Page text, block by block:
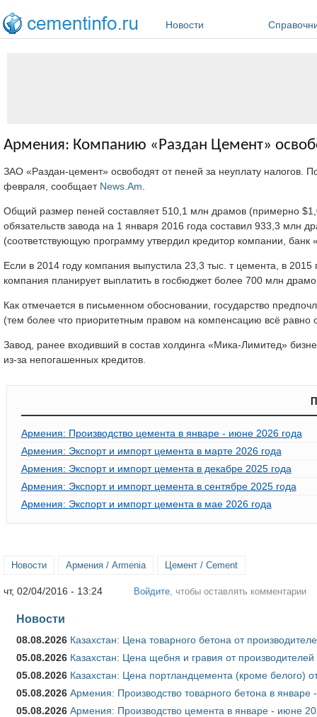
Новости
Армения: Компанию «Раздан Цемент»
ЗАО «Раздан-цемент» освободят от пеней за неуплату налогов.
февраля, сообщает News.Am
Общий размер пеней составляет 510,1 млн драмов (примерно
обязательств завода на 1 января 2016 года составил 933,3 млн
(соответствующую программу утвердил кредитор компании,
Если в 2014 году компания выпустила 23,3 тыс. т цемента, в
компания планирует выплатить в госбюджет более 700 млн
Как отмечается в письменном обосновании, государство
(тем более что приоритетным правом на компенсацию всё
Завод, ранее входивший в состав холдинга «Мика-Лимитед»
из-за непогашенных кредитов.
Армения: Производство цемента в январе - июне 2026 года
Армения: Экспорт и импорт цемента в марте 2026 года
Армения: Экспорт и импорт цемента в декабре 2025 года
Армения: Экспорт и импорт цемента в сентябре 2025 года
Армения: Экспорт и импорт цемента в мае 2026 года
Новости Армения / Armenia Цемент / Cement
чт, 02/04/2016 - 13:24 Войдите , чтобы оставлять комментарии
Новости
08.08.2026 Казахстан: Цена товарного бетона от
05.08.2026 Казахстан: Цена щебня и гравия от
05.08.2026 Казахстан: Цена портландцемента (кроме белого)
05.08.2026 Армения: Производство товарного бетона в январе
05.08.2026 Армения: Производство цемента в январе - июне